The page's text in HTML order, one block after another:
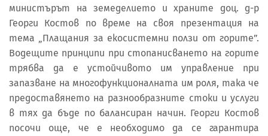
министърът на земеделието и храните доц. д-р
Георги Костов по време на своя презентация на
тема „Плащания за екосистемни ползи от горите”.
Водещите принципи при стопанисването на горите
трябва да е устойчивото им управление при
запазване на многофункционалната им роля, така че
предоставянето на разнообразните стоки и услуги
в тях да бъде по балансиран начин. Георги Костов
посочи още, че е необходимо да се гарантира